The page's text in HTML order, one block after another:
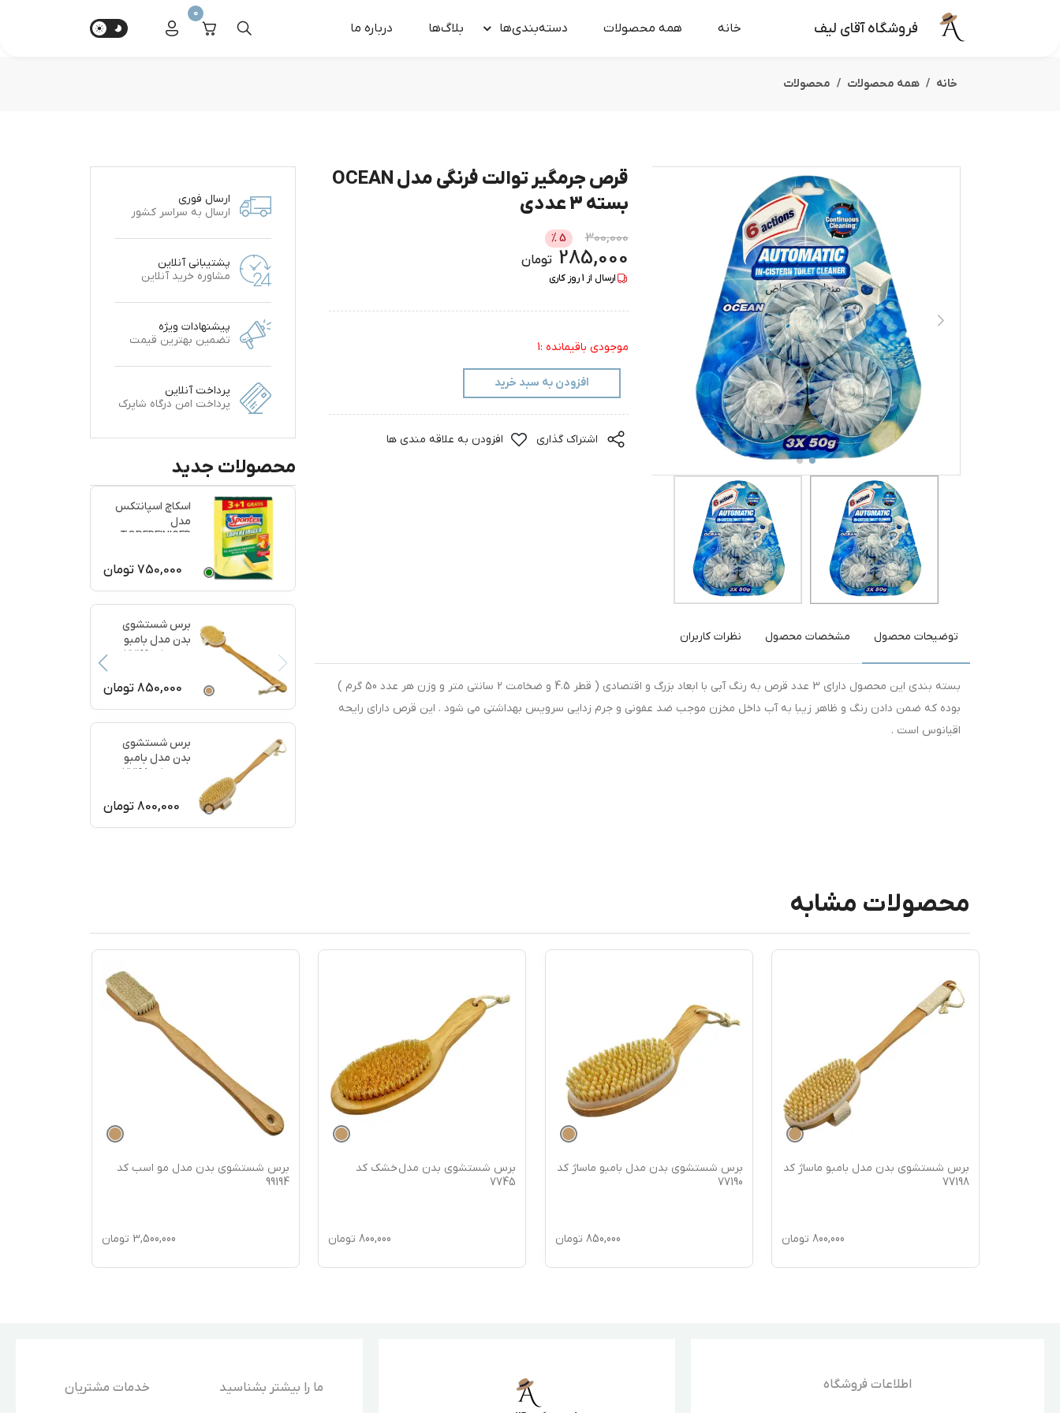
فروشگاه آقای لیف خانه همه محصولات دسته‌بندی‌ها بلاگ‌ها درباره‌ ما
0
خانه همه محصولات محصولات
قرص جرمگیر توالت فرنگی مدل OCEAN
بسته 3 عددی
300,000
5
%
285,000 تومان
ارسال از 1روز کاری
موجودی باقیمانده :1
افزودن به سبد خرید
اشتراک گذاری افزودن به علاقه مندی ها
توضیحات محصول مشخصات محصول نظرات کاربران
بسته بندی این محصول دارای 3 عدد قرص به رنگ آبی با ابعاد بزرگ و اقتصادی ( قطر 4.5 و ضخامت 2 سانتی متر و وزن هر عدد 50 گرم )
بوده که ضمن دادن رنگ و ظاهر زیبا به آب داخل مخزن موجب ضد عفونی و جرم زدایی سرویس بهداشتی می شود . این قرص دارای رایحه
اقیانوس است .
ارسال فوری
ارسال به سراسر کشور
پشتیبانی آنلاین
مشاوره خرید آنلاین
پیشنهادات ویژه
تضمین بهترین قیمت
پرداخت آنلاین
پرداخت امن درگاه شاپرک
محصولات جدید
اسکاچ اسپانتکس
مدل
TOPFREINIGER
750,000 تومان
برس شستشوی
بدن مدل بامبو
ماساژ کد 77199
850,000 تومان
برس شستشوی
بدن مدل بامبو
ماساژ کد 77198
800,000 تومان
محصولات مشابه
برس شستشوی بدن مدل بامبو ماساژ کد
77198
800,000 تومان
برس شستشوی بدن مدل بامبو ماساژ کد
77190
850,000 تومان
برس شستشوی بدن مدل خشک کد
7745
800,000 تومان
برس شستشوی بدن مدل مو اسب کد
99194
3,500,000 تومان
اطلاعات فروشگاه ما را بیشتر بشناسید خدمات مشتریان